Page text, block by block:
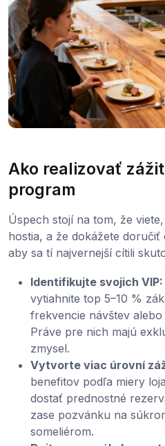
Ako realizovať
program
Úspech stojí na tom, že
hostia, a že dokážete
aby sa tí najvernejší cítili
Identifikujte svojich VIP:
vytiahnite top 5–10 %
frekvencie návštev
Práve pre nich majú
zmysel.
Vytvorte viac úrovní
benefitov podľa miery
dostať prednostné
zase pozvánku na
someliérom.